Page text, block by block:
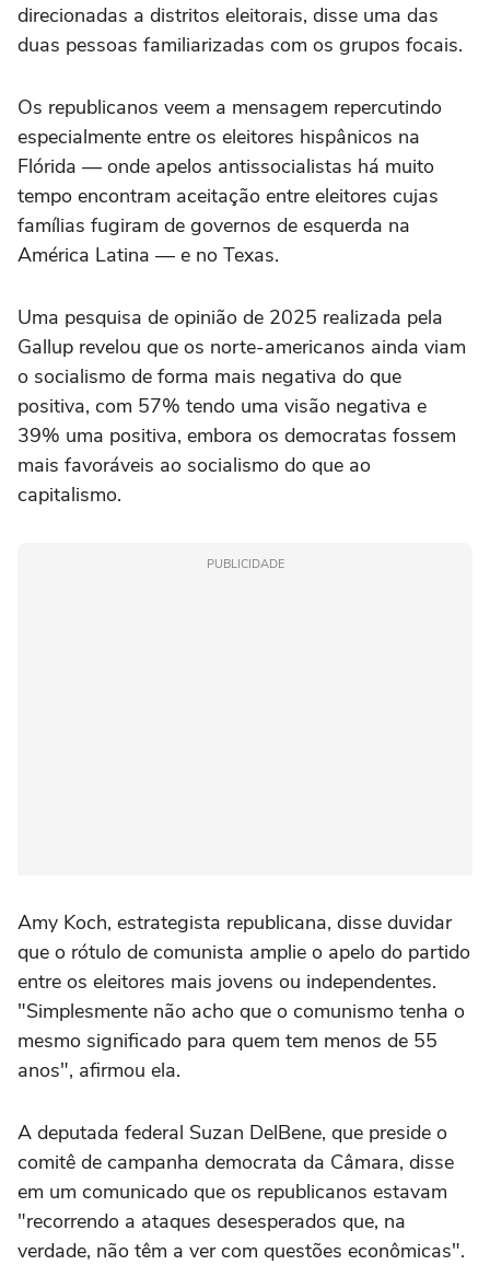
direcionadas a distritos eleitorais, disse uma das
duas pessoas familiarizadas com os grupos focais.
Os republicanos veem a mensagem repercutindo
especialmente entre os eleitores hispânicos na
Flórida — onde apelos antissocialistas há muito
tempo encontram aceitação entre eleitores cujas
famílias fugiram de governos de esquerda na
América Latina — e no Texas.
Uma pesquisa de opinião de 2025 realizada pela
Gallup revelou que os norte-americanos ainda viam
o socialismo de forma mais negativa do que
positiva, com 57% tendo uma visão negativa e
39% uma positiva, embora os democratas fossem
mais favoráveis ao socialismo do que ao
capitalismo.
PUBLICIDADE
Amy Koch, estrategista republicana, disse duvidar
que o rótulo de comunista amplie o apelo do partido
entre os eleitores mais jovens ou independentes.
"Simplesmente não acho que o comunismo tenha o
mesmo significado para quem tem menos de 55
anos", afirmou ela.
A deputada federal Suzan DelBene, que preside o
comitê de campanha democrata da Câmara, disse
em um comunicado que os republicanos estavam
"recorrendo a ataques desesperados que, na
verdade, não têm a ver com questões econômicas".